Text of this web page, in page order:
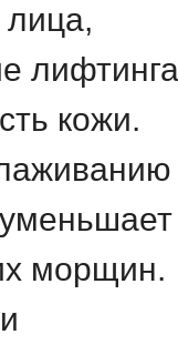
лица,
лифтинга
кожи.
морщин.